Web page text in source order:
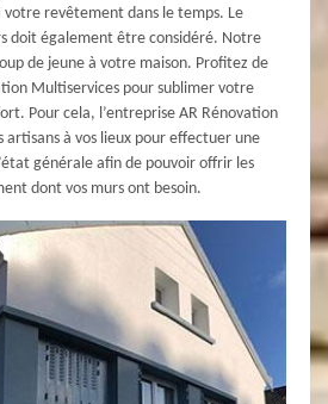
votre revêtement dans le temps. Le
doit également être considéré. Notre
de jeune à votre maison. Profitez de
Multiservices pour sublimer votre
Pour cela, l’entreprise AR Rénovation
artisans à vos lieux pour effectuer une
générale afin de pouvoir offrir les
dont vos murs ont besoin.